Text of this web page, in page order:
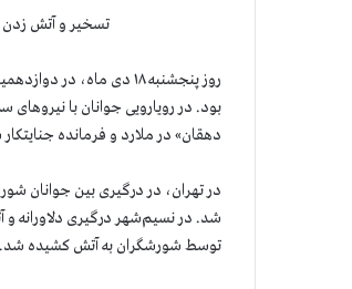
تسخیر و آتش زدن
روز پنجشنبه ۱۸ دی
بود. در رویارویی جوانان با
دهقان» در ملارد و فرمانده
شد. در نسیم‌شهر درگیری دلاورانه
توسط شورشگران به آتش کشیده شد.